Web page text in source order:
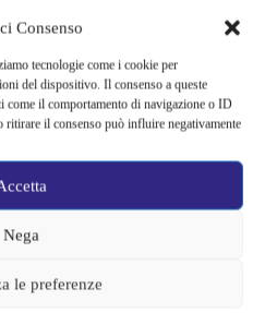
Consenso
tecnologie come i cookie per
del dispositivo. Il consenso a queste
come il comportamento di navigazione o ID
il consenso può influire negativamente
Nega
le preferenze